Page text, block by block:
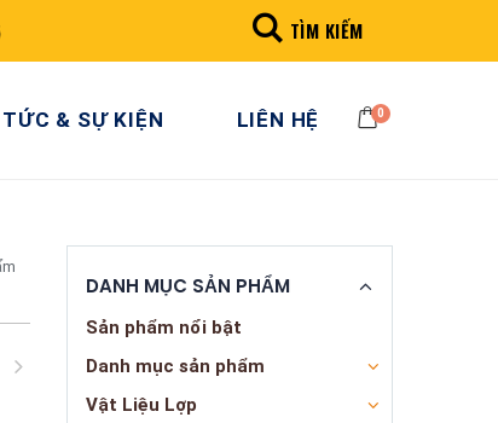
TÌM KIẾM
& SỰ KIỆN LIÊN HỆ 0
DANH MỤC SẢN PHẨM
Sản phẩm nổi bật
Danh mục sản phẩm
Vật Liệu Lợp